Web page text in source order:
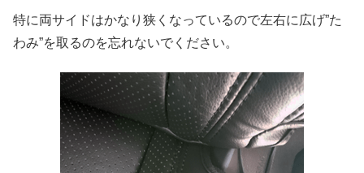
特に両サイドはかなり狭くなっているので左右に広げ”た
わみ”を取るのを忘れないでください。